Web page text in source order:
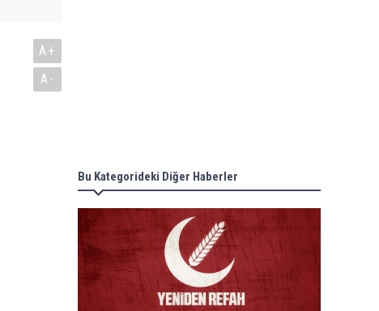
A+
A-
Bu Kategorideki Diğer Haberler